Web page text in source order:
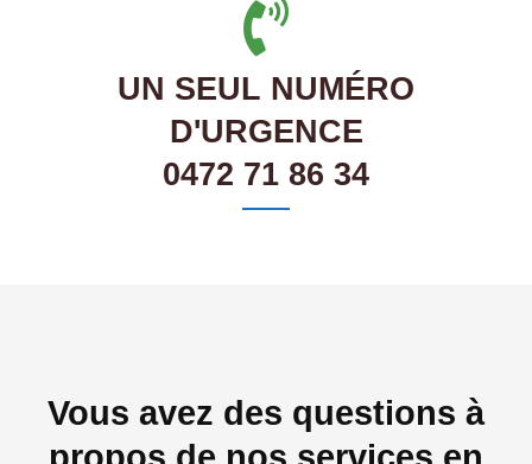
UN SEUL NUMÉRO
D'URGENCE
0472 71 86 34
Vous avez des questions à